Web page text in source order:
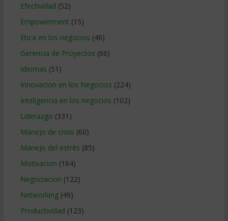
Efectividad (52)
Empowerment (15)
Etica en los negocios (46)
Gerencia de Proyectos (66)
Idiomas (51)
Innovacion en los Negocios (224)
Inteligencia en los negocios (102)
Liderazgo (331)
Manejo de crisis (60)
Manejo del estrés (85)
Motivacion (164)
Negociacion (122)
Networking(49)
Productividad (123)